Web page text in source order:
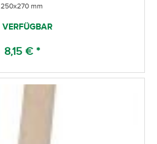
250x270 mm
VERFÜGBAR
8,15 € *